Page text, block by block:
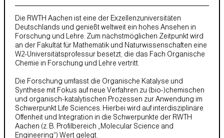
Die RWTH Aachen ist eine der Exzellenzuniversitäten
Deutschlands und genießt weltweit ein hohes Ansehen in
Forschung und Lehre. Zum nächstmöglichen Zeitpunkt wird
an der Fakultät für Mathematik und Naturwissenschaften eine
W2-Universitätsprofessur besetzt, die das Fach Organische
Chemie in Forschung und Lehre vertritt.
Die Forschung umfasst die Organische Katalyse und
Synthese mit Fokus auf neue Verfahren zu (bio-)chemischen
und organisch-katalytischen Prozessen zur Anwendung im
Schwerpunkt Life Sciences. Hierbei wird auf interdisziplinäre
Offenheit und Integration in die Schwerpunkte der RWTH
Aachen (z. B. Profilbereich „Molecular Science and
Engineering“) Wert gelegt.